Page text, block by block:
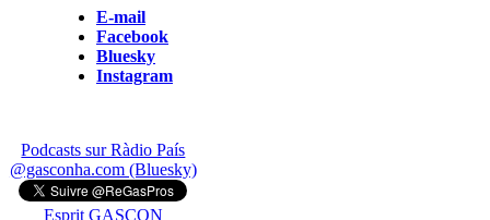
E-mail
Facebook
Bluesky
Instagram
Podcasts sur Ràdio País
@gasconha.com (Bluesky)
Esprit GASCON